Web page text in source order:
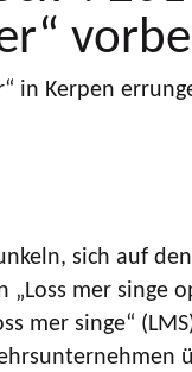
in Kerpen
sich auf
mer singe
mer singe“